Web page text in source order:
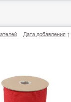
Дата добавления↑